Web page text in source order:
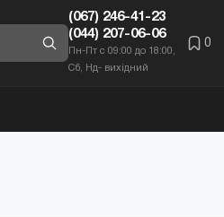
(067) 246-41-23
(044) 207-06-06
Пн-Пт с 09:00 до 18:00,
Сб, Нд- вихідний
0